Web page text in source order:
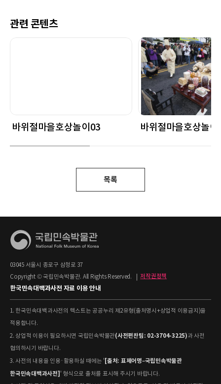
관련 콘텐츠
바위절마을호상놀이03 바위절마을호상놀
목록
03045 서울시 종로구 삼청로 37
Copyright © 국립민속박물관. All Rights Reserved.
저작권정책
한국민속대백과사전 자료 이용 안내
1. 한국민속대백과사전의 텍스트는 공공누리 제2유형(출처명시+상업적 이용금지)을
적용합니다.
2. 상업적 이용이 필요하시면 국립민속박물관(사전편찬팀: 02-3704-3225)과 사전
협의하시기 바랍니다.
3. 사전의 내용을 인용·활용하실 때에는 '[출처: 표제어명–국립민속박물관
한국민속대백과사전]' 형식으로 출처를 표시해 주시기 바랍니다.